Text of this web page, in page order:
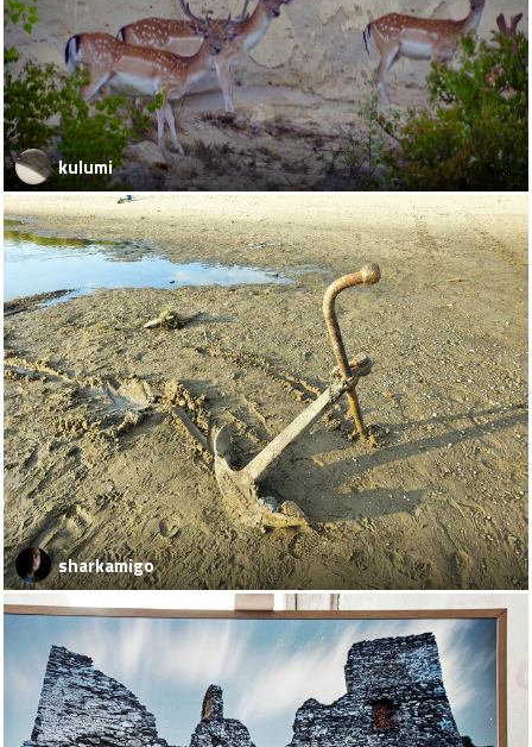
kulumi
sharkamigo